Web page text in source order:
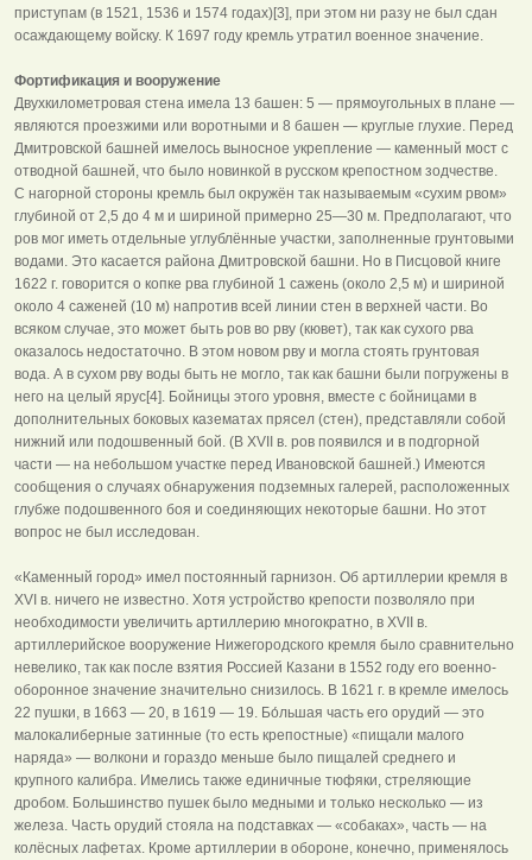
приступам (в 1521, 1536 и 1574 годах)[3], при этом ни разу не был сдан
осаждающему войску. К 1697 году кремль утратил военное значение.
Фортификация и вооружение
Двухкилометровая стена имела 13 башен: 5 — прямоугольных в плане —
являются проезжими или воротными и 8 башен — круглые глухие. Перед
Дмитровской башней имелось выносное укрепление — каменный мост с
отводной башней, что было новинкой в русском крепостном зодчестве.
С нагорной стороны кремль был окружён так называемым «сухим рвом»
глубиной от 2,5 до 4 м и шириной примерно 25—30 м. Предполагают, что
ров мог иметь отдельные углублённые участки, заполненные грунтовыми
водами. Это касается района Дмитровской башни. Но в Писцовой книге
1622 г. говорится о копке рва глубиной 1 сажень (около 2,5 м) и шириной
около 4 саженей (10 м) напротив всей линии стен в верхней части. Во
всяком случае, это может быть ров во рву (кювет), так как сухого рва
оказалось недостаточно. В этом новом рву и могла стоять грунтовая
вода. А в сухом рву воды быть не могло, так как башни были погружены в
него на целый ярус[4]. Бойницы этого уровня, вместе с бойницами в
дополнительных боковых казематах прясел (стен), представляли собой
нижний или подошвенный бой. (В XVII в. ров появился и в подгорной
части — на небольшом участке перед Ивановской башней.) Имеются
сообщения о случаях обнаружения подземных галерей, расположенных
глубже подошвенного боя и соединяющих некоторые башни. Но этот
вопрос не был исследован.
«Каменный город» имел постоянный гарнизон. Об артиллерии кремля в
XVI в. ничего не известно. Хотя устройство крепости позволяло при
необходимости увеличить артиллерию многократно, в XVII в.
артиллерийское вооружение Нижегородского кремля было сравнительно
невелико, так как после взятия Россией Казани в 1552 году его военно-
оборонное значение значительно снизилось. В 1621 г. в кремле имелось
22 пушки, в 1663 — 20, в 1619 — 19. Бо́льшая часть его орудий — это
малокалиберные затинные (то есть крепостные) «пищали малого
наряда» — волкони и гораздо меньше было пищалей среднего и
крупного калибра. Имелись также единичные тюфяки, стреляющие
дробом. Большинство пушек было медными и только несколько — из
железа. Часть орудий стояла на подставках — «собаках», часть — на
колёсных лафетах. Кроме артиллерии в обороне, конечно, применялось